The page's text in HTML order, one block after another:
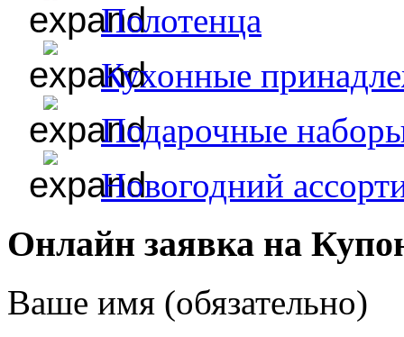
Полотенца
Кухонные
Подарочные
Новогодний
Онлайн заявка на
Ваше имя (обязательно)